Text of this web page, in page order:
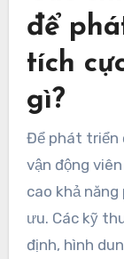
để
tích
gì?
Để phát triển
vận động
cao khả
ưu. Các kỹ
định, hình